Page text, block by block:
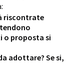
riscontrate
o proposta si
adottare? Se si,